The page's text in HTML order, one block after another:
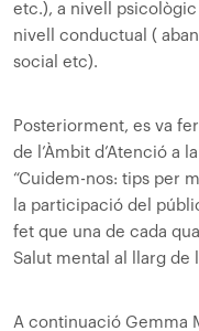
etc.), a nivell
nivell conductual (
social etc).
Posteriorment, es va
de l’Àmbit d’Atenció a
“Cuidem-nos: tips per
la participació del
fet que una de cada
Salut mental al llarg de
A continuació Gemma